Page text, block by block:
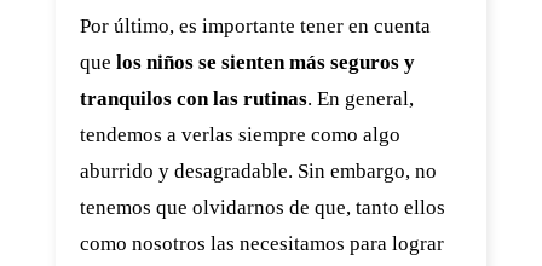
Por último, es importante tener en cuenta
que los niños se sienten más seguros y
tranquilos con las rutinas. En general,
tendemos a verlas siempre como algo
aburrido y desagradable. Sin embargo, no
tenemos que olvidarnos de que, tanto ellos
como nosotros las necesitamos para lograr